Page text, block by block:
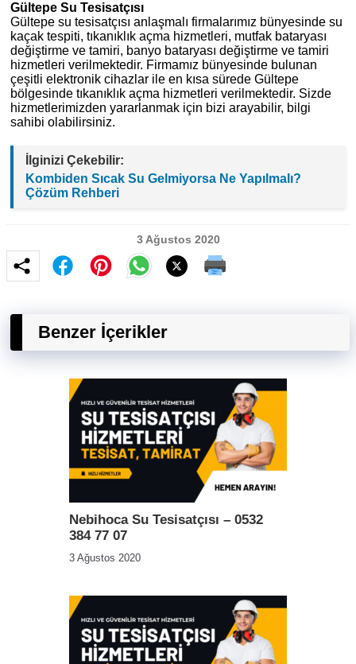
Gültepe Su Tesisatçısı
Gültepe su tesisatçısı anlaşmalı firmalarımız bünyesinde su
kaçak tespiti, tıkanıklık açma hizmetleri, mutfak bataryası
değiştirme ve tamiri, banyo bataryası değiştirme ve tamiri
hizmetleri verilmektedir. Firmamız bünyesinde bulunan
çeşitli elektronik cihazlar ile en kısa sürede Gültepe
bölgesinde tıkanıklık açma hizmetleri verilmektedir. Sizde
hizmetlerimizden yararlanmak için bizi arayabilir, bilgi
sahibi olabilirsiniz.
İlginizi Çekebilir:
Kombiden Sıcak Su Gelmiyorsa Ne Yapılmalı?
Çözüm Rehberi
3 Ağustos 2020
Benzer İçerikler
Nebihoca Su Tesisatçısı – 0532
384 77 07
3 Ağustos 2020